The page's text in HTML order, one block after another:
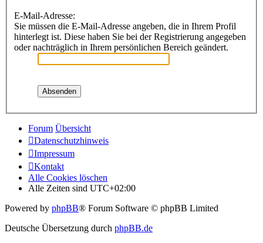
E-Mail-Adresse:
Sie müssen die E-Mail-Adresse angeben, die in Ihrem Profil
hinterlegt ist. Diese haben Sie bei der Registrierung angegeben
oder nachträglich in Ihrem persönlichen Bereich geändert.
Forum Übersicht
Datenschutzhinweis
Impressum
Kontakt
Alle Cookies löschen
Alle Zeiten sind UTC+02:00
Powered by phpBB® Forum Software © phpBB Limited
Deutsche Übersetzung durch phpBB.de